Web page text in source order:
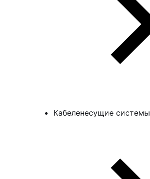
Кабеленесущие системы